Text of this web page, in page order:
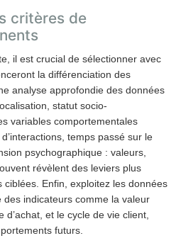
critères de
il est crucial de sélectionner avec
la différenciation des
analyse approfondie des données
statut socio-
variables comportementales
temps passé sur le
psychographique : valeurs,
révèlent des leviers plus
Enfin, exploitez les données
indicateurs comme la valeur
d’achat, et le cycle de vie client,
futurs.